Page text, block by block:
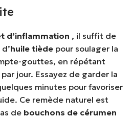
d’inflammation , il suffit de
huile tiède pour soulager la
gouttes, en répétant
jour. Essayez de garder la
minutes pour favoriser
Ce remède naturel est
de bouchons de cérumen